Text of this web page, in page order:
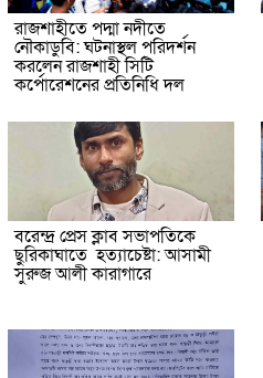
রাজশাহীতে পদ্মা নদীতে
নৌকাডুবি: ঘটনাস্থল পরিদর্শন
করলেন রাজশাহী সিটি
কর্পোরেশনের প্রতিনিধি দল
বরেন্দ্র প্রেস ক্লাব সভাপতিকে
ছুরিকাঘাতে হত্যাচেষ্টা: আসামী
সুরুজ আলী কারাগারে